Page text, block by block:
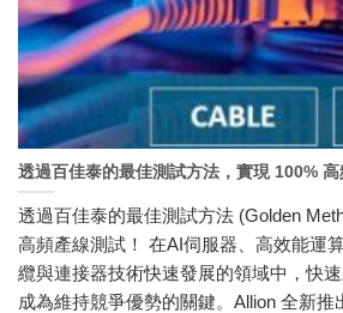
透過百佳泰的最佳測試方法，實現 100% 高
透過百佳泰的最佳測試方法 (Golden
高頻產線測試！ 在AI伺服器、高效能運
纜與連接器技術快速發展的領域中，快
成為維持競爭優勢的關鍵。Allion 全新推